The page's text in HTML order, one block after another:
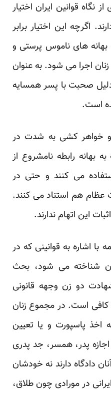
نگاه قوانین ایران اختیار
اگرچه این اختیار برابر
های ناموس پرستی و
اجرا می شود. به عنوان
صحبت با پسر همسایه
است.
خواهر کشی به شدت در
بهانه رابطه نامشروع از
می کنند و حتی در
عظام هم استناد می کنند.
این اتهام ندارند.
با اشاره به قوانینی که در
شناخته می شود، بحث
دو زن وجهه قانونی
کافی است. در مجموع زنان
پاسپورت و یا تعیین
پدر، همسر، جد پدری
دادگاه دارند نه خودشان
در مورادی چون طلاق،